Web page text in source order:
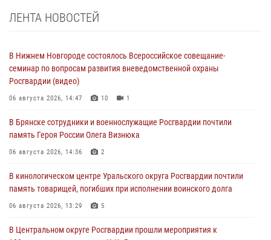
ЛЕНТА НОВОСТЕЙ
В Нижнем Новгороде состоялось Всероссийское совещание-
семинар по вопросам развития вневедомственной охраны
Росгвардии (видео)
06 августа 2026, 14:47 10 1
В Брянске сотрудники и военнослужащие Росгвардии почтили
память Героя России Олега Визнюка
06 августа 2026, 14:36 2
В кинологическом центре Уральского округа Росгвардии почтили
память товарищей, погибших при исполнении воинского долга
06 августа 2026, 13:29 5
В Центральном округе Росгвардии прошли мероприятия к